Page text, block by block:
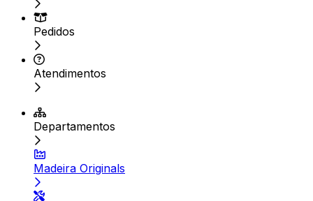
Pedidos
Atendimentos
Departamentos
Madeira Originals